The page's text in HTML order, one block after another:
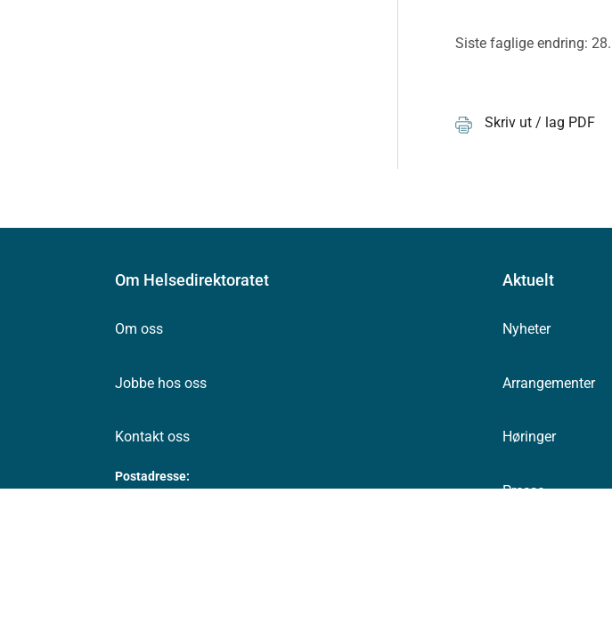
Siste faglige endring:
Skriv ut / lag PDF
Om Helsedirektoratet
Om oss
Jobbe hos oss
Kontakt oss
Postadresse:
Aktuelt
Nyheter
Arrangementer
Høringer
Presse